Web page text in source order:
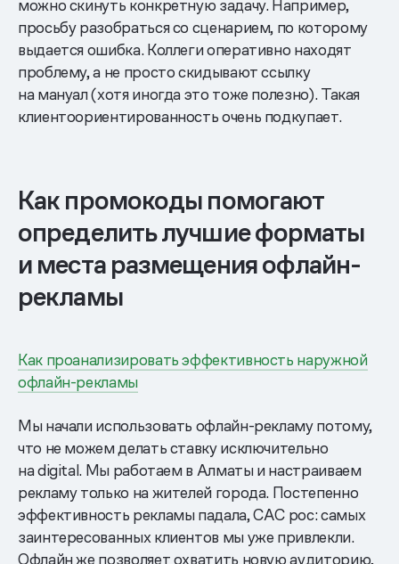
можно скинуть конкретную задачу. Например,
просьбу разобраться со сценарием, по которому
выдается ошибка. Коллеги оперативно находят
проблему, а не просто скидывают ссылку
на мануал (хотя иногда это тоже полезно). Такая
клиентоориентированность очень подкупает.
Как промокоды помогают
определить лучшие форматы
и места размещения офлайн-
рекламы
Как проанализировать эффективность наружной
офлайн-рекламы
Мы начали использовать офлайн-рекламу потому,
что не можем делать ставку исключительно
на digital. Мы работаем в Алматы и настраиваем
рекламу только на жителей города. Постепенно
эффективность рекламы падала, CAC рос: самых
заинтересованных клиентов мы уже привлекли.
Офлайн же позволяет охватить новую аудиторию,